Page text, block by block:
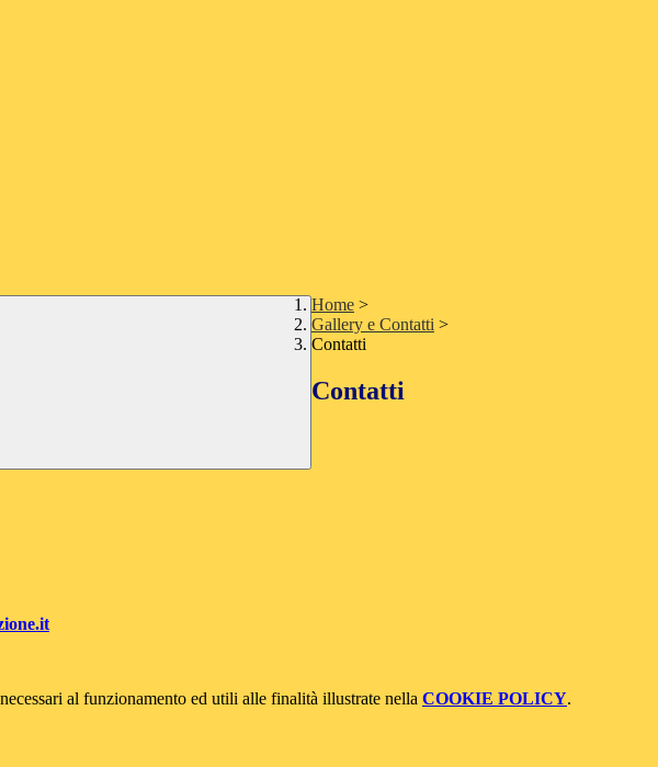
Home >
Gallery e Contatti >
Contatti
Contatti
al funzionamento ed utili alle finalità illustrate nella COOKIE POLICY.